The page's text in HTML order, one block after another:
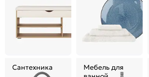
Сантехника
Мебель для